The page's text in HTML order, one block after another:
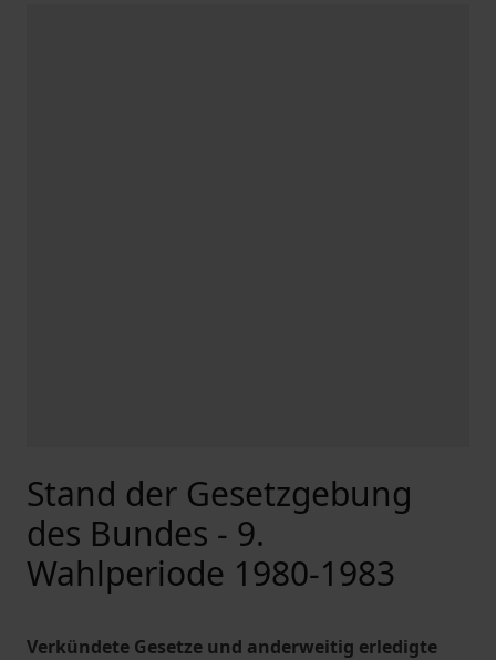
Stand der Gesetzgebung
des Bundes - 9.
Wahlperiode 1980-1983
Verkündete Gesetze und anderweitig erledigte